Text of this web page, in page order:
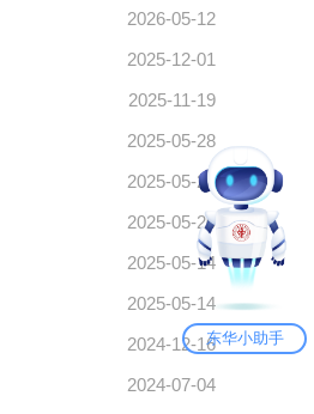
2026-05-12
2025-12-01
2025-11-19
2025-05-28
2025-05-20
2025-05-20
2025-05-14
2025-05-14
2024-12-16
2024-07-04
东华小助手